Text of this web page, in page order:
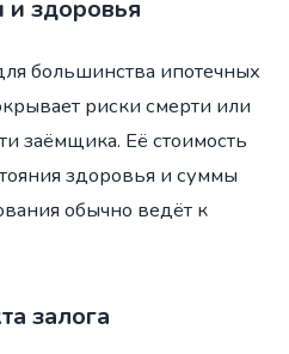
и здоровья
большинства ипотечных
риски смерти или
заёмщика. Её стоимость
здоровья и суммы
обычно ведёт к
залога